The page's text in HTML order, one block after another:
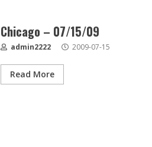
Chicago – 07/15/09
admin2222 2009-07-15
Read More